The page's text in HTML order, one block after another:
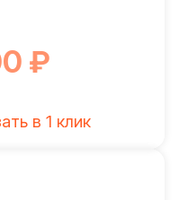
₽
в 1 клик